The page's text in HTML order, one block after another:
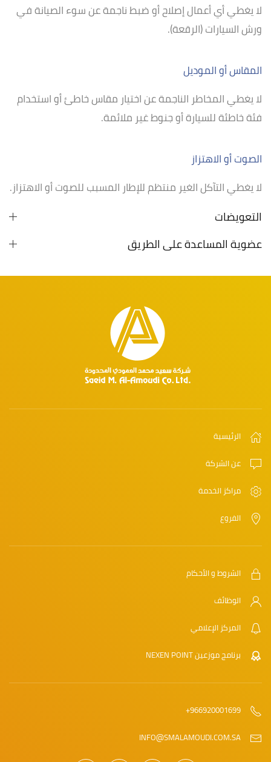
لا يغطي أي أعمال إصلاح أو ضبط ناجمة عن سوء الصيانة في
ورش السيارات (الرقعة).
المقاس أو الموديل
لا يغطي المخاطر الناجمة عن اختيار مقاس خاطئ أو استخدام
فئة خاطئة للسيارة أو جنوط غير ملائمة.
الصوت أو الاهتزاز
لا يغطي التآكل الغير منتظم للإطار المسبب للصوت أو الاهتزاز.
التعويضات
عضوية المساعدة على الطريق
الرئيسية
عن الشركة
مراكز الخدمة
الفروع
الشروط و الأحكام
الوظائف
المركز الإعلامي
برنامج موزعين NEXEN POINT
966920001699+
INFO@SMALAMOUDI.COM.SA